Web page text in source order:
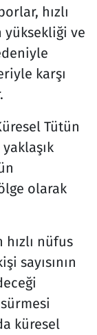
hızlı
yüksekliği ve
karşı
Tütün
olarak
nüfus
sayısının
küresel